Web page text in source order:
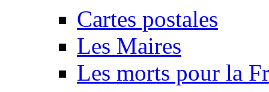
Cartes postales
Les Maires
Les morts pour la